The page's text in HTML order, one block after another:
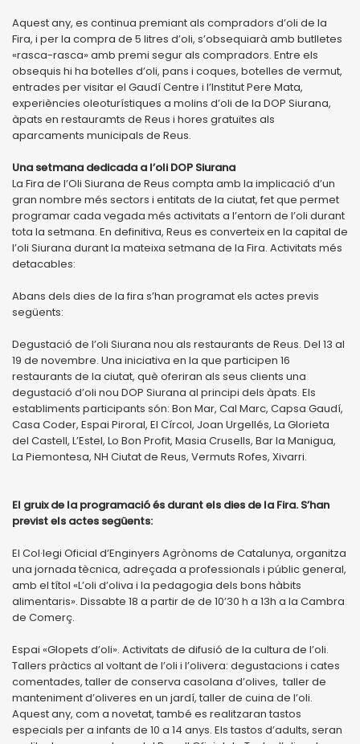
Aquest any, es continua premiant als compradors d’oli de la
Fira, i per la compra de 5 litres d’oli, s’obsequiarà amb butlletes
«rasca-rasca» amb premi segur als compradors. Entre els
obsequis hi ha botelles d’oli, pans i coques, botelles de vermut,
entrades per visitar el Gaudí Centre i l’Institut Pere Mata,
experiències oleoturístiques a molins d’oli de la DOP Siurana,
àpats en restauramts de Reus i hores gratuïtes als
aparcaments municipals de Reus.
Una setmana dedicada a l’oli DOP Siurana
La Fira de l’Oli Siurana de Reus compta amb la implicació d’un
gran nombre més sectors i entitats de la ciutat, fet que permet
programar cada vegada més activitats a l’entorn de l’oli durant
tota la setmana. En definitiva, Reus es converteix en la capital de
l’oli Siurana durant la mateixa setmana de la Fira. Activitats més
detacables:
Abans dels dies de la fira s’han programat els actes previs
següents:
Degustació de l’oli Siurana nou als restaurants de Reus. Del 13 al
19 de novembre. Una iniciativa en la que participen 16
restaurants de la ciutat, què oferiran als seus clients una
degustació d’oli nou DOP Siurana al principi dels àpats. Els
establiments participants són: Bon Mar, Cal Marc, Capsa Gaudí,
Casa Coder, Espai Piroral, El Círcol, Joan Urgellés, La Glorieta
del Castell, L’Estel, Lo Bon Profit, Masia Crusells, Bar la Manigua,
La Piemontesa, NH Ciutat de Reus, Vermuts Rofes, Xivarri.
El gruix de la programació és durant els dies de la Fira. S’han
previst els actes següents:
El Col·legi Oficial d’Enginyers Agrònoms de Catalunya, organitza
una jornada tècnica, adreçada a professionals i públic general,
amb el títol «L’oli d’oliva i la pedagogia dels bons hàbits
alimentaris». Dissabte 18 a partir de de 10’30 h a 13h a la Cambra
de Comerç.
Espai «Glopets d’oli». Activitats de difusió de la cultura de l’oli.
Tallers pràctics al voltant de l’oli i l’olivera: degustacions i cates
comentades, taller de conserva casolana d’olives, taller de
manteniment d’oliveres en un jardí, taller de cuina de l’oli.
Aquest any, com a novetat, també es realitzaran tastos
especials per a infants de 10 a 14 anys. Els tastos d’adults, seran